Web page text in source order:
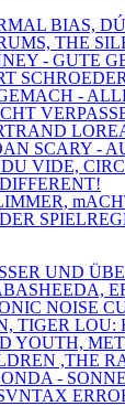
BIAS,
THE
- GUTE
-
SCARY -
VIDE,
UND
NOISE
TIGER
YOUTH,
,THE
-